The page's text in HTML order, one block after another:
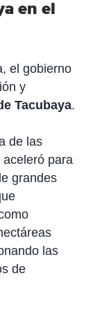
en el
el gobierno
y
Tacubaya.
de las
para
grandes
las
de